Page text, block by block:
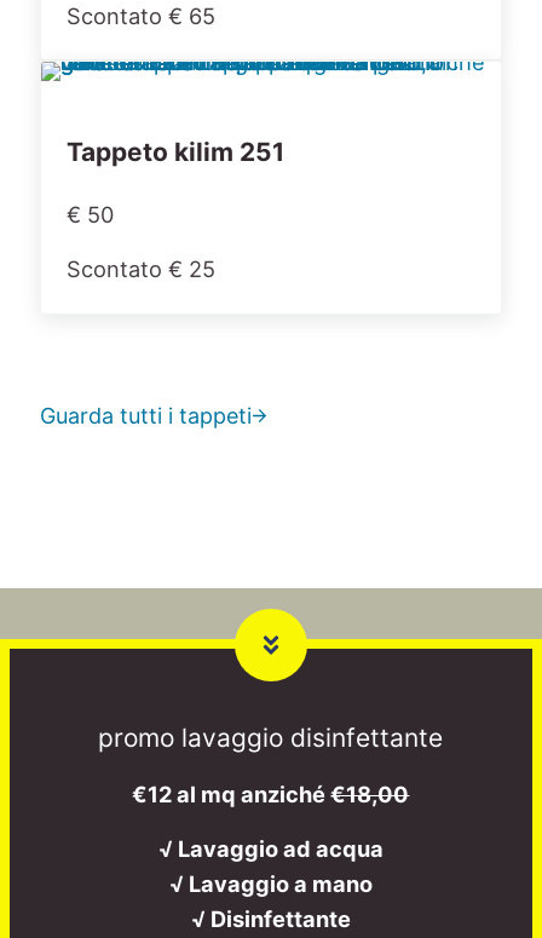
Scontato € 65
Tappeto kilim 251
€ 50
Scontato € 25
Guarda tutti i tappeti
promo lavaggio disinfettante
€12 al mq anziché€18,00
√ Lavaggio ad acqua
√ Lavaggio a mano
√ Disinfettante